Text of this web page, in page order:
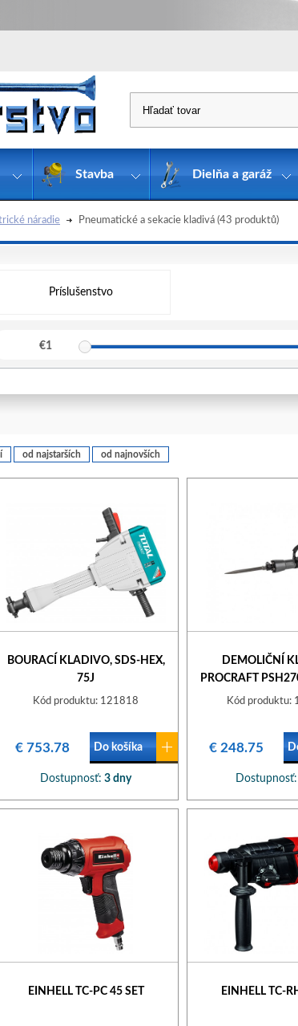
náradie Pneumatické a sekacie kladivá (43 produktů)
Príslušenstvo
€1
od najstarších od najnovších
BOURACÍ KLADIVO, SDS-HEX,
75J
Kód produktu: 121818
€ 753.78 Do košíka
Dostupnosť: 3 dny
DEMOLIČNÍ
PROCRAFT
Kód produktu:
€ 248.75
Dostupnosť:
EINHELL TC-PC 45 SET EINHELL TC-
Stavba Dielňa a garáž